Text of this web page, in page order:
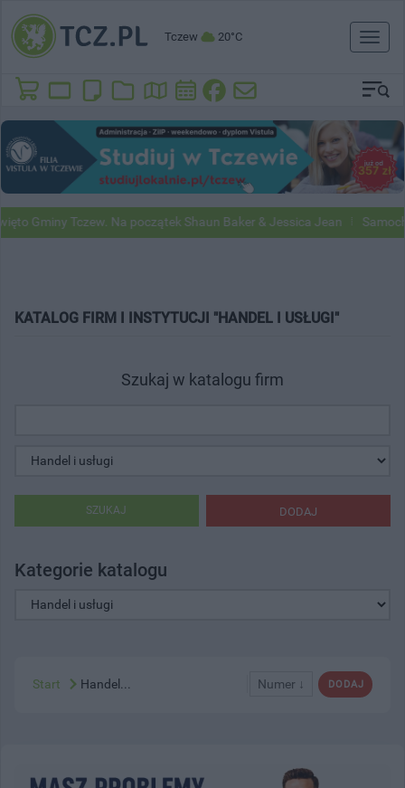
Tczew 20°C
Toggle
Tczew. Na początek Shaun Baker & Jessica Jean Samochody
KATALOG FIRM I INSTYTUCJI "HANDEL I USŁUGI"
Szukaj w katalogu firm
DODAJ
SZUKAJ
Kategorie katalogu
DODAJ
Numer ↓
Start Handel...